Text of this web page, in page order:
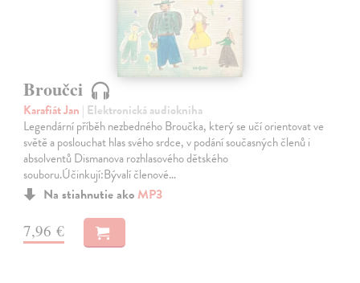
Broučci
Karafiát Jan | Elektronická audiokniha
Legendární příběh nezbedného Broučka, který se učí orientovat ve
světě a poslouchat hlas svého srdce, v podání současných členů i
absolventů Dismanova rozhlasového dětského
souboru.Účinkují:Bývalí členové…
Na stiahnutie ako MP3
7,96 €